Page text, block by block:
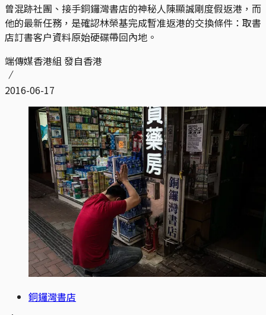
曾混跡社團、接手銅鑼灣書店的神秘人陳顯誠剛度假返港，而
他的最新任務，是確認林榮基完成暫准返港的交換條件：取書
店訂書客户資料原始硬碟帶回內地。
端傳媒香港組 發自香港
2016-06-17
銅鑼灣書店